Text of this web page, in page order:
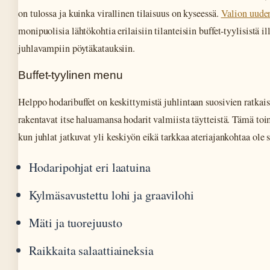
on tulossa ja kuinka virallinen tilaisuus on kyseessä. Valion
monipuolisia lähtökohtia erilaisiin tilanteisiin buffet-tyylisistä
juhlavampiin pöytäkatauksiin.
Buffet-tyylinen menu
Helppo hodaribuffet on keskittymistä juhlintaan suosivien
rakentavat itse haluamansa hodarit valmiista täytteistä. Tämä
kun juhlat jatkuvat yli keskiyön eikä tarkkaa ateriajankohtaa ole
Hodaripohjat eri laatuina
Kylmäsavustettu lohi ja graavilohi
Mäti ja tuorejuusto
Raikkaita salaattiaineksia